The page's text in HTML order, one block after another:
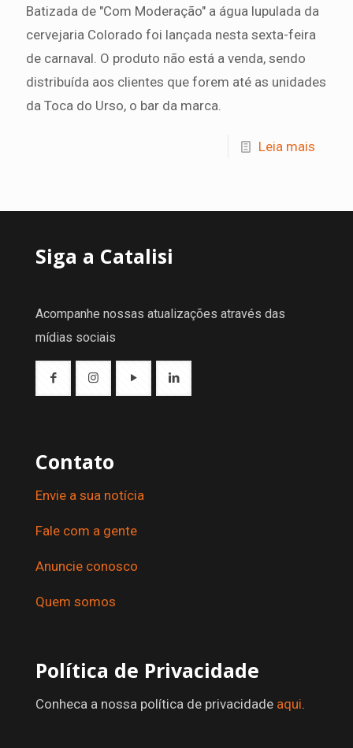
Batizada de "Com Moderação" a água lupulada da
cervejaria Colorado foi lançada nesta sexta-feira
de carnaval. O produto não está a venda, sendo
distribuída aos clientes que forem até as unidades
da Toca do Urso, o bar da marca.
Leia mais
Siga a Catalisi
Acompanhe nossas atualizações através das
mídias sociais
Contato
Envie a sua notícia
Fale com a gente
Anuncie conosco
Quem somos
Política de Privacidade
Conheca a nossa política de privacidade aqui.